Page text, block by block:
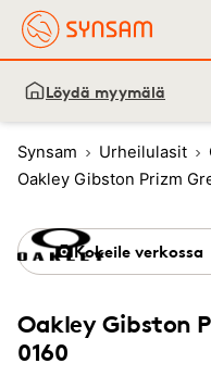
Löydä myymälä
Synsam Urheilulasit
Oakley Gibston Prizm
Oakley Gibston
0160
Kokeile verkossa